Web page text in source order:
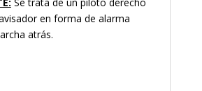
en forma de alarma
atrás.